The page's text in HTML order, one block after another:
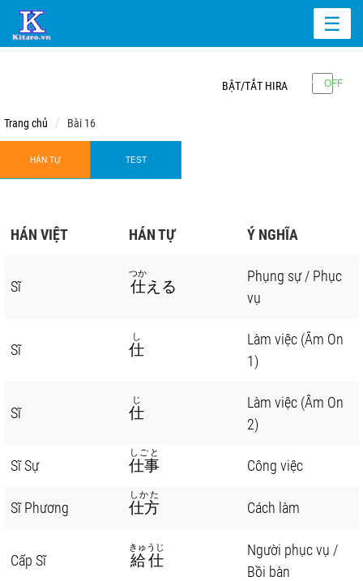
☰
BẬT/TẮT HIRA
Trang chủ Bài 16
HÁN TỰ TEST
HÁN VIỆT HÁN TỰ Ý NGHĨA
Sĩ 仕
つか
える
Phụng sự / Phục
vụ
Sĩ 仕
し
Làm việc (Âm On
1)
Sĩ 仕
じ
Làm việc (Âm On
2)
Sĩ Sự 仕事
しごと
Công việc
Sĩ Phương 仕方
しかた
Cách làm
Cấp Sĩ 給仕
きゅうじ
Người phục vụ /
Bồi bàn